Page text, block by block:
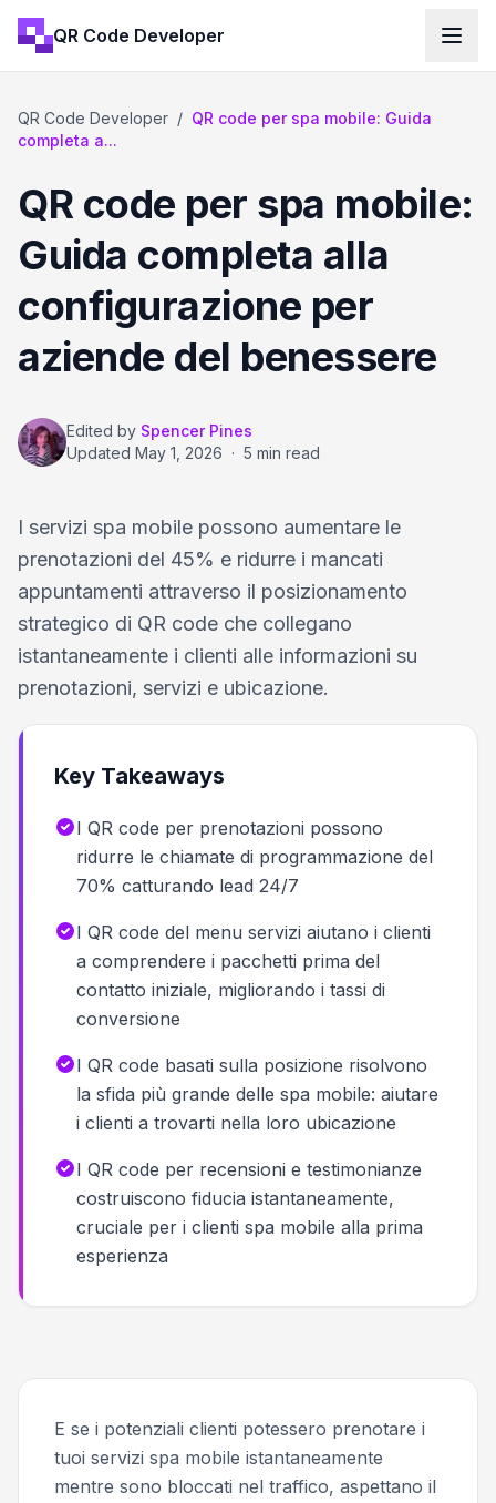
QR Code Developer
QR Code Developer / QR code per spa mobile: Guida
completa a...
QR code per spa mobile:
Guida completa alla
configurazione per
aziende del benessere
Edited by Spencer Pines
Updated May 1, 2026 · 5 min read
I servizi spa mobile possono aumentare le
prenotazioni del 45% e ridurre i mancati
appuntamenti attraverso il posizionamento
strategico di QR code che collegano
istantaneamente i clienti alle informazioni su
prenotazioni, servizi e ubicazione.
Key Takeaways
I QR code per prenotazioni possono
ridurre le chiamate di programmazione del
70% catturando lead 24/7
I QR code del menu servizi aiutano i clienti
a comprendere i pacchetti prima del
contatto iniziale, migliorando i tassi di
conversione
I QR code basati sulla posizione risolvono
la sfida più grande delle spa mobile: aiutare
i clienti a trovarti nella loro ubicazione
I QR code per recensioni e testimonianze
costruiscono fiducia istantaneamente,
cruciale per i clienti spa mobile alla prima
esperienza
E se i potenziali clienti potessero prenotare i
tuoi servizi spa mobile istantaneamente
mentre sono bloccati nel traffico, aspettano il